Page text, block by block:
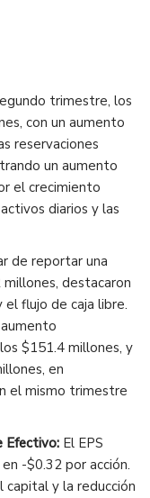
trimestre, los
con un aumento
reservaciones
un aumento
el crecimiento
diarios y las
de reportar una
destacaron
el flujo de caja libre.
$151.4 millones, y
en
el mismo trimestre
Efectivo: El EPS
-$0.32 por acción.
capital y la reducción